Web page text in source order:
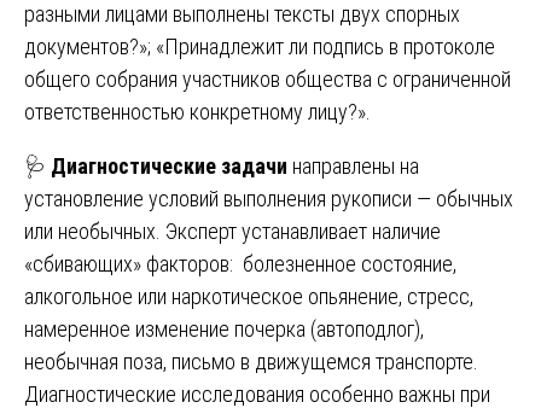
разными лицами выполнены тексты двух спорных
документов?»; «Принадлежит ли подпись в протоколе
общего собрания участников общества с ограниченной
ответственностью конкретному лицу?».
🩺 Диагностические задачи направлены на
установление условий выполнения рукописи — обычных
или необычных. Эксперт устанавливает наличие
«сбивающих» факторов: болезненное состояние,
алкогольное или наркотическое опьянение, стресс,
намеренное изменение почерка (автоподлог),
необычная поза, письмо в движущемся транспорте.
Диагностические исследования особенно важны при